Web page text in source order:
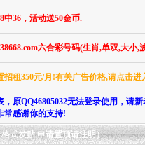
中36，活动送50金币.
六合彩号码(生肖,单双,大小,
招租350元/月!有关广告价格,请点击进
原QQ46805032无法登录使用，请
常感谢你的支持!
式发贴,申请置顶请注明）